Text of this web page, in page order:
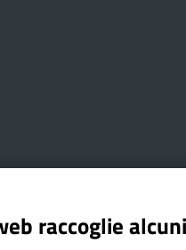
onlinePrivacy Policy
raccoglie